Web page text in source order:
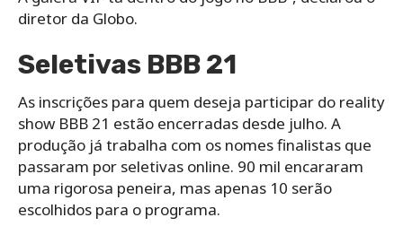
diretor da Globo.
Seletivas BBB 21
As inscrições para quem deseja participar do reality
show BBB 21 estão encerradas desde julho. A
produção já trabalha com os nomes finalistas que
passaram por seletivas online. 90 mil encararam
uma rigorosa peneira, mas apenas 10 serão
escolhidos para o programa.